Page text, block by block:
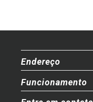
Endereço
Funcionamento